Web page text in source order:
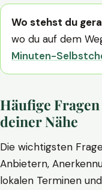
Wo stehst du
wo du auf dem
Minuten-
Häufige
deiner Nähe
Die wichtigsten
Anbietern,
lokalen Terminen